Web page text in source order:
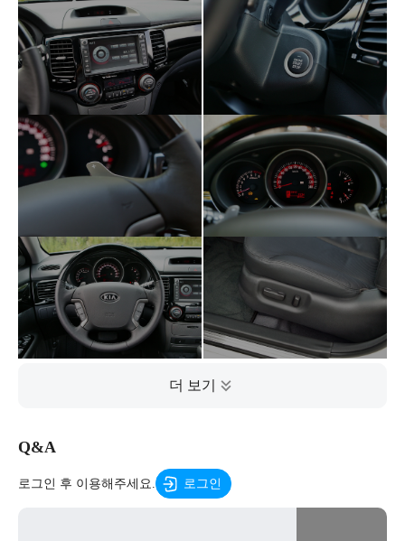
Q&A
로그인 후 이용해주세요. 로그인